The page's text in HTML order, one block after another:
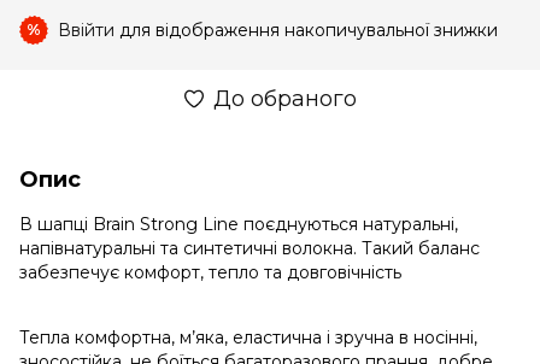
% Ввійти для відображення накопичувальної знижки
До обраного
Опис
В шапці Brain Strong Line поєднуються натуральні,
напівнатуральні та синтетичні волокна. Такий баланс
забезпечує комфорт, тепло та довговічність
Тепла комфортна, м’яка, еластична і зручна в носінні,